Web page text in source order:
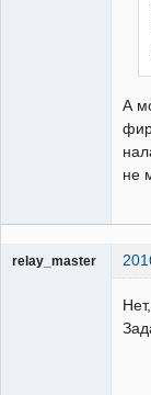
А
не
relay_master